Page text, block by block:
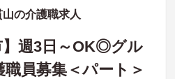
の介護職求人
】週3日～OK◎グル
員募集＜パート＞